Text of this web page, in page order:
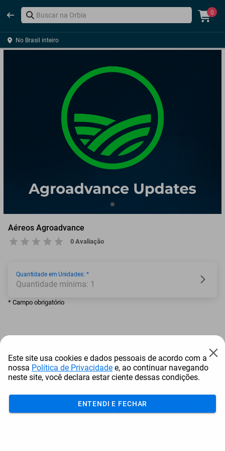
0
No Brasil inteiro
Aéreos Agroadvance
0 Avaliação
Quantidade em Unidades: *
Quantidade mínima: 1
* Campo obrigatório
Mais Resgatados
Este site usa cookies e dados pessoais de acordo com a
nossa Política de Privacidade e, ao continuar navegando
neste site, você declara estar ciente dessas condições.
ENTENDI E FECHAR